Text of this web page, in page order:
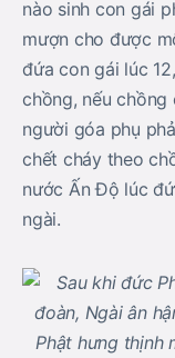
nào sinh con gái
mượn cho được
đứa con gái lúc
chồng, nếu
người góa phụ
chết cháy theo
nước Ấn Độ lúc
ngài.